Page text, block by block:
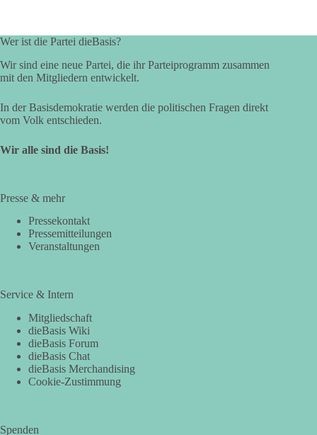
Wer ist die Partei dieBasis?
Wir sind eine neue Partei, die ihr Parteiprogramm zusammen
mit den Mitgliedern entwickelt.
In der Basisdemokratie werden die politischen Fragen direkt
vom Volk entschieden.
Wir alle sind die Basis!
Presse & mehr
Pressekontakt
Pressemitteilungen
Veranstaltungen
Service & Intern
Mitgliedschaft
dieBasis Wiki
dieBasis Forum
dieBasis Chat
dieBasis Merchandising
Cookie-Zustimmung
Spenden